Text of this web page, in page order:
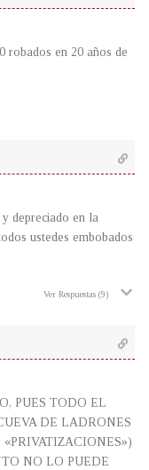
robados en 20 años de
depreciado en la
ustedes embobados
Ver Respuestas (9)
PUES TODO EL
DE LADRONES
NO LO PUEDE